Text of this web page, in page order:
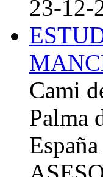
23-12-
Cami
Palma
España